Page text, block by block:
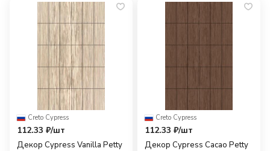
Creto·Cypress
112.33 ₽/шт
Декор Cypress Vanilla Petty
Creto·Cypress
112.33 ₽/шт
Декор Cypress Cacao Petty